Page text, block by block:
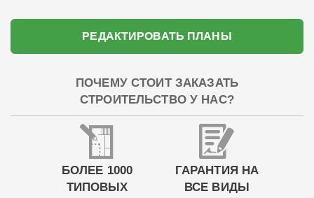
РЕДАКТИРОВАТЬ ПЛАНЫ
ПОЧЕМУ СТОИТ ЗАКАЗАТЬ
СТРОИТЕЛЬСТВО У НАС?
БОЛЕЕ 1000
ТИПОВЫХ
ГАРАНТИЯ НА
ВСЕ ВИДЫ